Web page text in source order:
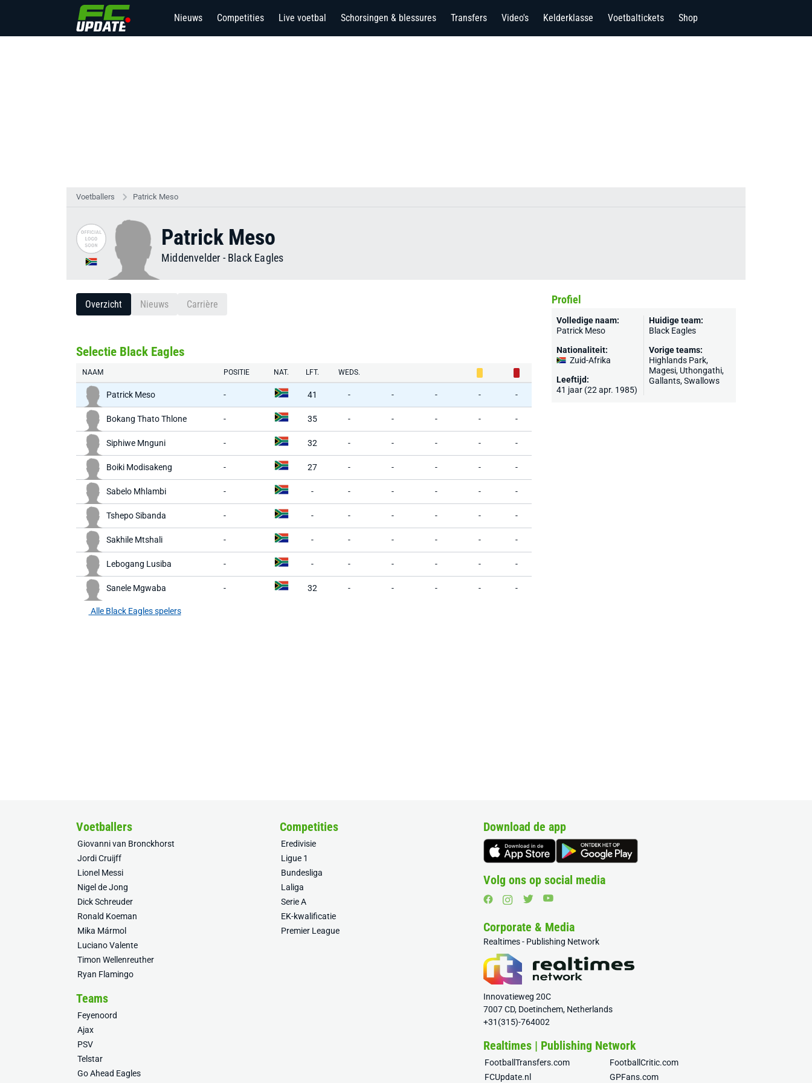
Nieuws Competities Live voetbal Schorsingen & blessures Transfers Video's Kelderklasse Voetbaltickets Shop
Voetballers Patrick Meso
Patrick Meso
Middenvelder - Black Eagles
Overzicht Nieuws Carrière
Selectie Black Eagles
NAAM POSITIE NAT. LFT. WEDS.
Patrick Meso - 41 - - - - -
Bokang Thato Thlone - 35 - - - - -
Siphiwe Mnguni - 32 - - - - -
Boiki Modisakeng - 27 - - - - -
Sabelo Mhlambi - - - - - - -
Tshepo Sibanda - - - - - - -
Sakhile Mtshali - - - - - - -
Lebogang Lusiba - - - - - - -
Sanele Mgwaba - 32 - - - - -
Alle Black Eagles spelers
Profiel
Volledige naam:
Patrick Meso
Nationaliteit:
Zuid-Afrika
Leeftijd:
41 jaar (22 apr. 1985)
Huidige team:
Black Eagles
Vorige teams:
Highlands Park,
Magesi, Uthongathi,
Gallants, Swallows
Voetballers
Giovanni van Bronckhorst
Jordi Cruijff
Lionel Messi
Nigel de Jong
Dick Schreuder
Ronald Koeman
Mika Mármol
Luciano Valente
Timon Wellenreuther
Ryan Flamingo
Competities
Eredivisie
Ligue 1
Bundesliga
Laliga
Serie A
EK-kwalificatie
Premier League
Teams
Feyenoord
Ajax
PSV
Telstar
Go Ahead Eagles
Download de app
Volg ons op social media
Corporate & Media
Realtimes - Publishing Network
Innovatieweg 20C
7007 CD, Doetinchem, Netherlands
+31(315)-764002
Realtimes | Publishing Network
FootballTransfers.com
FootballCritic.com
FCUpdate.nl
GPFans.com